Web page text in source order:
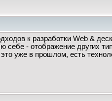
к разработки Web &
себе - отображение других
уже в прошлом, есть